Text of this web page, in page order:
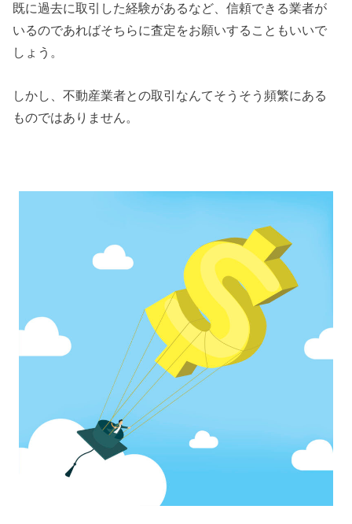
既に過去に取引した経験があるなど、信頼できる業者が
いるのであればそちらに査定をお願いすることもいいで
しょう。
しかし、不動産業者との取引なんてそうそう頻繁にある
ものではありません。